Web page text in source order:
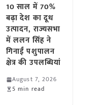
10 साल में 70%
बढ़ा देश का दूध
उत्पादन, राज्यसभा
में ललन सिंह ने
गिनाईं पशुपालन
क्षेत्र की उपलब्धियां
August 7, 2026
5 min read